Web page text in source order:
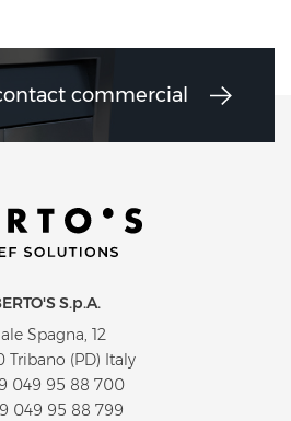
commercial
S.p.A.
Spagna, 12
Tribano (PD) Italy
049 95 88 700
049 95 88 799